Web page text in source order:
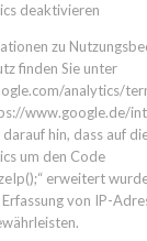
deaktivieren
zu
finden Sie unter
analytics/
www.google.de/
darauf hin, dass auf
um den Code
erweitert
von IP-